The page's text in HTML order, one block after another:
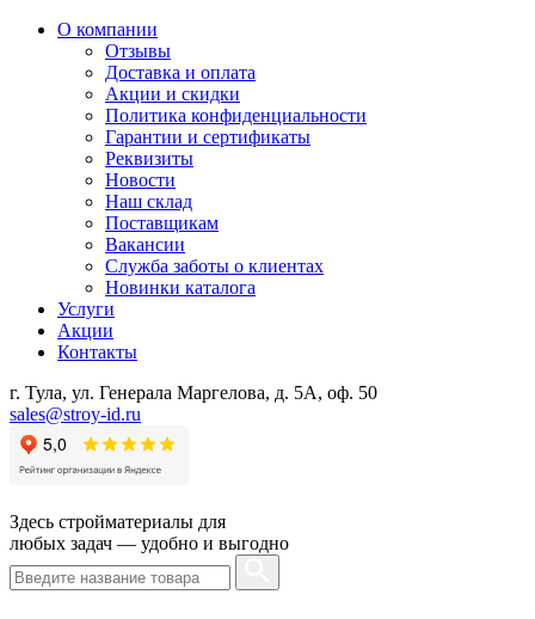
О компании
Отзывы
Доставка и оплата
Акции и скидки
Политика конфиденциальности
Гарантии и сертификаты
Реквизиты
Новости
Наш склад
Поставщикам
Вакансии
Служба заботы о клиентах
Новинки каталога
Услуги
Акции
Контакты
г. Тула, ул. Генерала Маргелова, д. 5А, оф. 50
sales@stroy-id.ru
Здесь стройматериалы для
любых задач — удобно и выгодно